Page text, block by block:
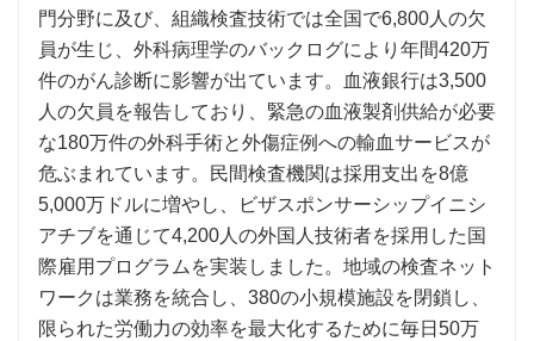
門分野に及び、組織検査技術では全国で6,800人の欠
員が生じ、外科病理学のバックログにより年間420万
件のがん診断に影響が出ています。血液銀行は3,500
人の欠員を報告しており、緊急の血液製剤供給が必要
な180万件の外科手術と外傷症例への輸血サービスが
危ぶまれています。民間検査機関は採用支出を8億
5,000万ドルに増やし、ビザスポンサーシップイニシ
アチブを通じて4,200人の外国人技術者を採用した国
際雇用プログラムを実装しました。地域の検査ネット
ワークは業務を統合し、380の小規模施設を閉鎖し、
限られた労働力の効率を最大化するために毎日50万